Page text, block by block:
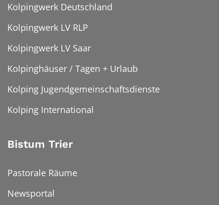
Kolpingwerk Deutschland
Kolpingwerk LV RLP
Kolpingwerk LV Saar
Kolpinghäuser / Tagen + Urlaub
Kolping Jugendgemeinschaftsdienste
Kolping International
Bistum Trier
Pastorale Räume
Newsportal